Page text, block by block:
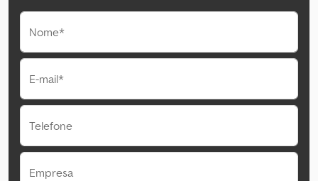
Nome*
E-mail*
Telefone
Empresa